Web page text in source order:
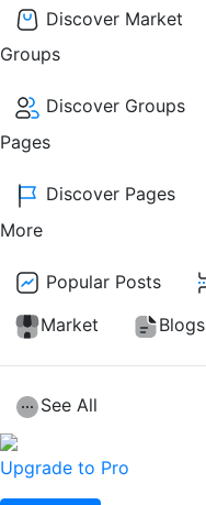
Discover Market
Groups
Discover Groups
Pages
Discover Pages
More
Popular Posts
Market
Blogs
See All
Upgrade to Pro